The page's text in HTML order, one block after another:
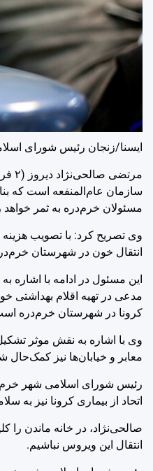
ایسنا/زنجان رئیس شورای
سازمان عام‌المنفعه است که
مسئولان خرم‌دره به ثمر خواهد
وی تصریح کرد: با تصویب هزینه
انتقال خون در شهرستان
این مسئول در ادامه با اشاره
مدعی در تهیه اقلام بهداشتی
کرونا در شهرستان خرم‌دره
وی با اشاره به نقش موثر
معابر و خیابان‌ها نیز
رئیس شورای اسلامی شهر
اتحاد از بیماری کرونا نیز به
صالحی‌نژاد، در خانه ماندن را
انتقال این ویروس نباشیم.